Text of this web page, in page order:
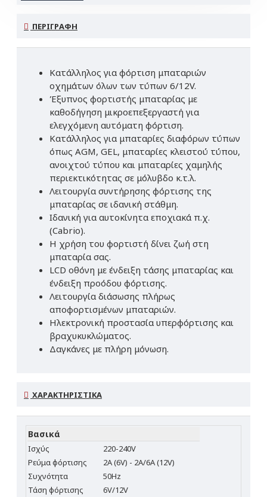
ΠΕΡΙΓΡΑΦΉ
Κατάλληλος για φόρτιση μπαταριών
οχημάτων όλων των τύπων 6/12V.
Έξυπνος φορτιστής μπαταρίας με
καθοδήγηση μικροεπεξεργαστή για
ελεγχόμενη αυτόματη φόρτιση.
Κατάλληλος για μπαταρίες διαφόρων τύπων
όπως AGM, GEL, μπαταρίες κλειστού τύπου,
ανοιχτού τύπου και μπαταρίες χαμηλής
περιεκτικότητας σε μόλυβδο κ.τ.λ.
Λειτουργία συντήρησης φόρτισης της
μπαταρίας σε ιδανική στάθμη.
Ιδανική για αυτοκίνητα εποχιακά π.χ.
(Cabrio).
Η χρήση του φορτιστή δίνει ζωή στη
μπαταρία σας.
LCD οθόνη με ένδειξη τάσης μπαταρίας και
ένδειξη προόδου φόρτισης.
Λειτουργία διάσωσης πλήρως
αποφορτισμένων μπαταριών.
Ηλεκτρονική προστασία υπερφόρτισης και
βραχυκυκλώματος.
Δαγκάνες με πλήρη μόνωση.
ΧΑΡΑΚΤΗΡΙΣΤΙΚΆ
Βασικά
Ισχύς
220-240V
Ρεύμα φόρτισης
2A (6V) - 2A/6A (12V)
Συχνότητα
50Hz
Τάση φόρτισης
6V/12V